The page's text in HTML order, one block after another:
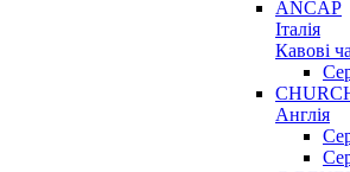
ANCAP
Італія
Кавові
Англія